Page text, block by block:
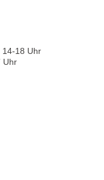
14-18 Uhr
Uhr